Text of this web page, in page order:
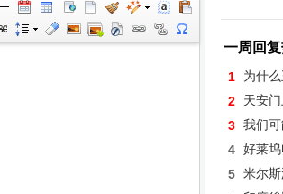
一周回
1 为什
2 天安
3 我们
4 好莱
5 米尔